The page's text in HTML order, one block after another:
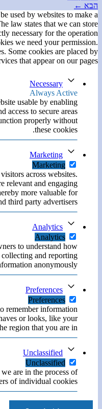
הבא ←
used by websites to make a
law states that we can store
necessary for the operation
we need your permission.
Some cookies are placed by
that appear on our pages.
Necessary
Always Active
usable by enabling
access to secure areas
properly without
these cookies.
Marketing
Marketing
across websites.
relevant and engaging
more valuable for
third party advertisers.
Analytics
Analytics
to understand how
and reporting
anonymously.
Preferences
Preferences
remember information
or looks, like your
region that you are in.
Unclassified
Unclassified
are in the process of
of individual cookies.